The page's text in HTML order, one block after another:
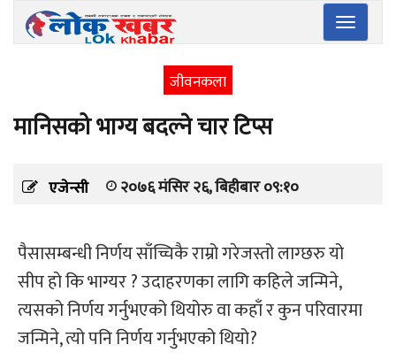
Toggle
जीवनकला
मानिसको भाग्य बदल्ने चार टिप्स
एजेन्सी २०७६ मंसिर २६, बिहीबार ०९:१०
पैसासम्बन्धी निर्णय साँच्चिकै राम्रो गरेजस्तो लाग्छरु यो
सीप हो कि भाग्यर ? उदाहरणका लागि कहिले जन्मिने,
त्यसको निर्णय गर्नुभएको थियोरु वा कहाँ र कुन परिवारमा
जन्मिने, त्यो पनि निर्णय गर्नुभएको थियो?